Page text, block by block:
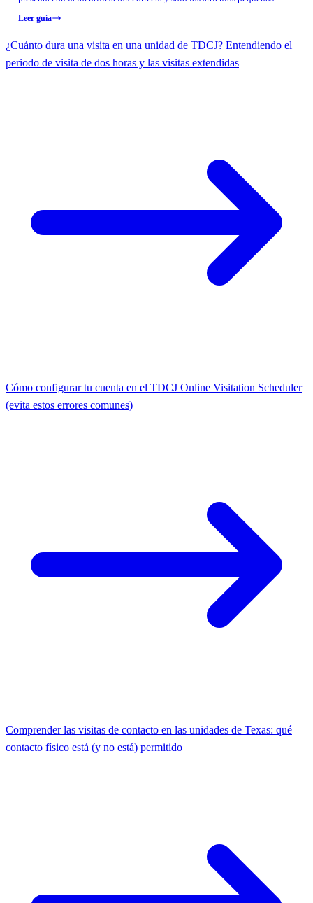
a continuación para empacar una vez, aparcar una vez y evitar que lo
Leer guía
¿Cuánto dura una visita en una unidad de TDCJ? Entendiendo el
periodo de visita de dos horas y las visitas extendidas
Cómo configurar tu cuenta en el TDCJ Online Visitation Scheduler
(evita estos errores comunes)
Comprender las visitas de contacto en las unidades de Texas: qué
contacto físico está (y no está) permitido